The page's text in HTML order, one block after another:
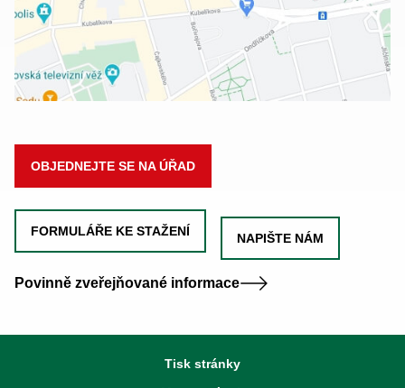
OBJEDNEJTE SE NA ÚŘAD
FORMULÁŘE KE STAŽENÍ NAPIŠTE NÁM
Povinně zveřejňované informace
Tisk stránky